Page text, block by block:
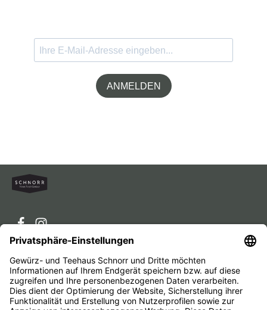
ANMELDEN
Service-Hotline
Service